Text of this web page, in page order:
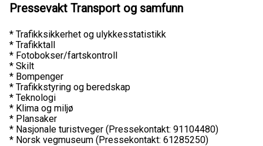
Pressevakt Transport og samfunn
* Trafikksikkerhet og ulykkesstatistikk
* Trafikktall
* Fotobokser/fartskontroll
* Skilt
* Bompenger
* Trafikkstyring og beredskap
* Teknologi
* Klima og miljø
* Plansaker
* Nasjonale turistveger (Pressekontakt: 91104480)
* Norsk vegmuseum (Pressekontakt: 61285250)